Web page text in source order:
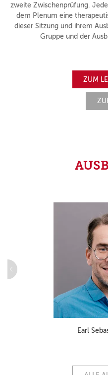
zweite Zwischenprüfung.
dem Plenum eine
dieser Sitzung und ihrem
Gruppe und der
ZUM
Earl